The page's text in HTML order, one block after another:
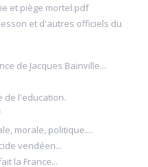
et piège mortel.pdf
et d'autres officiels du
de Jacques Bainville...
de l'education.
morale, politique....
vendéen...
la France...